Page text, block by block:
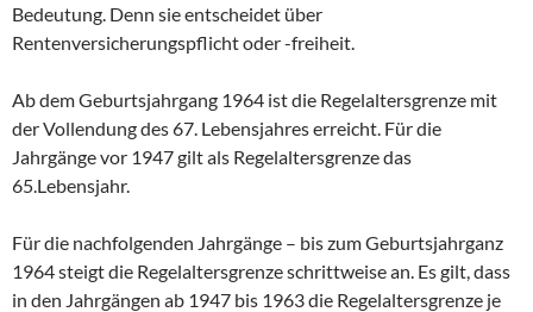
Bedeutung. Denn sie entscheidet über
Rentenversicherungspflicht oder -freiheit.
Ab dem Geburtsjahrgang 1964 ist die Regelaltersgrenze mit
der Vollendung des 67. Lebensjahres erreicht. Für die
Jahrgänge vor 1947 gilt als Regelaltersgrenze das
65.Lebensjahr.
Für die nachfolgenden Jahrgänge – bis zum Geburtsjahrganz
1964 steigt die Regelaltersgrenze schrittweise an. Es gilt, dass
in den Jahrgängen ab 1947 bis 1963 die Regelaltersgrenze je